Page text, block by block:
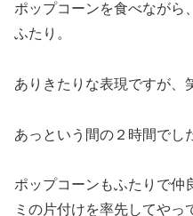
ポップコーンを食べながら
ふたり。
ありきたりな表現ですが、
あっという間の２時間でし
ポップコーンもふたりで仲
ミの片付けを率先してやっ